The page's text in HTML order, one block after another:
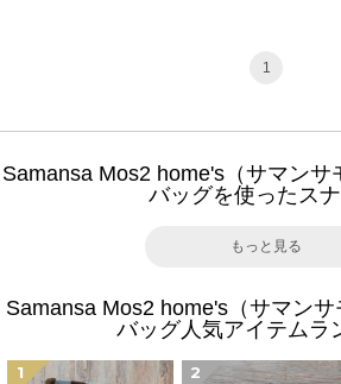
1
Samansa Mos2 home's（サマンサ
バッグを使ったス
もっと見る
Samansa Mos2 home's（サマンサ
バッグ人気アイテムラ
1 2